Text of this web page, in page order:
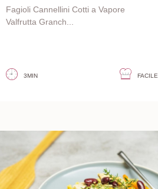
Fagioli Cannellini Cotti a Vapore
Valfrutta Granch...
3MIN FACILE